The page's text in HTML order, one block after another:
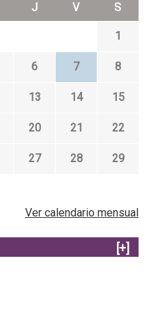
J V S
1
6 7 8
13 14 15
20 21 22
27 28 29
Ver calendario mensual
[+]